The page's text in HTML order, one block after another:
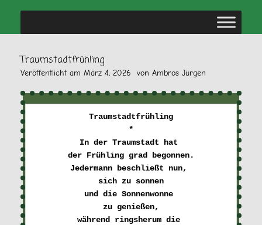
Traumstadtfrühling
Veröffentlicht am März 4, 2026 von Ambros Jürgen
Traumstadtfrühling
*
In der Traumstadt hat
der Frühling grad begonnen.
Jedermann beschließt nun,
sich zu sonnen
und die Sonnenwonne
zu genießen,
während ringsherum die